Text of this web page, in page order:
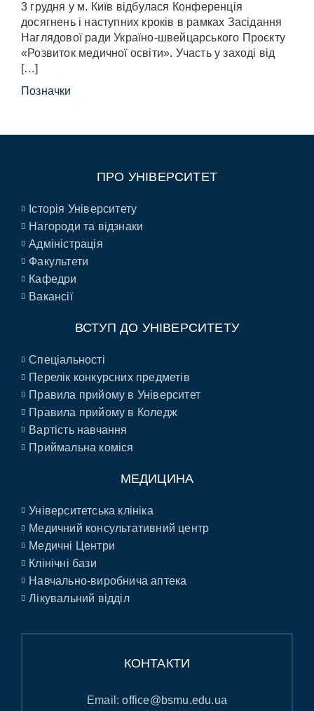
3 грудня у м. Київ відбулася Конференція
досягнень і наступних кроків в рамках Засідання
Наглядової ради Україно-швейцарського Проєкту
«Розвиток медичної освіти». Участь у заході від
[…]
Позначки
ПРО УНІВЕРСИТЕТ
Історія Університету
Нагороди та відзнаки
Адміністрація
Факультети
Кафедри
Вакансії
ВСТУП ДО УНІВЕРСИТЕТУ
Спеціальності
Перелік конкурсних предметів
Правила прийому в Університет
Правила прийому в Коледж
Вартість навчання
Приймальна коміся
МЕДИЦИНА
Університетська клініка
Медичний консультативний центр
Медичні Центри
Клінічні бази
Навчально-виробнича аптека
Лікувальний відділ
КОНТАКТИ
Email:office@bsmu.edu.ua